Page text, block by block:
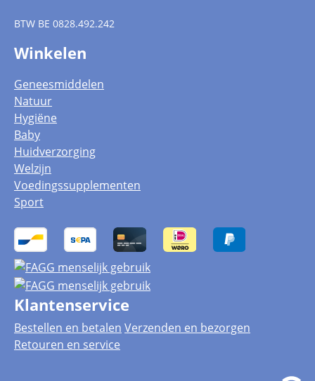
BTW BE 0828.492.242
Winkelen
Geneesmiddelen
Natuur
Hygiëne
Baby
Huidverzorging
Welzijn
Voedingssupplementen
Sport
Klantenservice
Bestellen en betalen Verzenden en bezorgen
Retouren en service